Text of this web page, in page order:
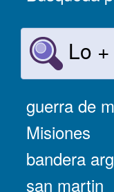
Lo
guerra de
Misiones
bandera
san martin